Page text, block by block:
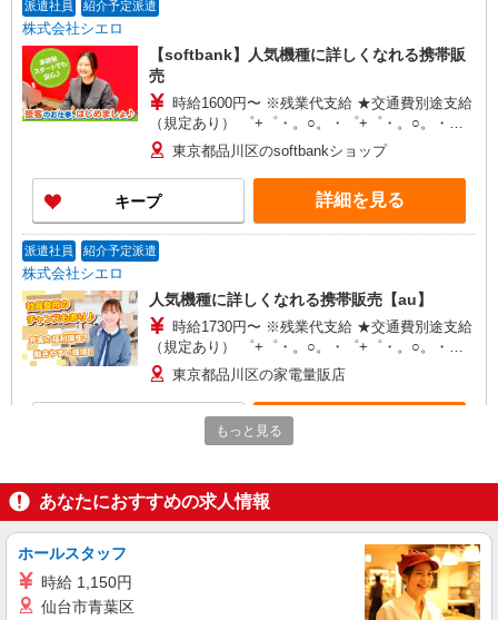
派遣社員 紹介予定派遣
株式会社シエロ
【softbank】人気機種に詳しくなれる携帯販
売
時給1600円〜 ※残業代支給 ★交通費別途支給
（規定あり） ゜+゜・。○。・゜+゜・。○。・゜
+゜ 入社祝い金10万円支給(規定有) お友達を紹介
頂くと, インセンティブ支給(規定有) ★月2回払
い・週払い可能（規程有）★ ゜・。○。・゜
+゜・。○。・゜+゜
東京都品川区のsoftbankショップ
キープ 詳細を見る
派遣社員 紹介予定派遣
株式会社シエロ
人気機種に詳しくなれる携帯販売【au】
時給1730円〜 ※残業代支給 ★交通費別途支給
（規定あり） ゜+゜・。○。・゜+゜・。○。・゜
+゜ 入社祝い金10万円支給(規定有) お友達を紹介
頂くと, インセンティブ支給(規定有) ★月2回払
い・週払い可能（規程有）★ ゜・。○。・゜
+゜・。○。・゜+゜
東京都品川区の家電量販店
株式会社シエロ
【ソフトバンク】の店舗スタッフ
時給1600円〜 ※残業代支給 ★交通費別途支給
+゜ 入社祝い金10万円支給(規定有) お友達を紹介
頂くと, インセンティブ支給(規定有) ★月2回払
東京都品川区のsoftbankショップ
もっと見る
あなたにおすすめの求人情報
ホールスタッフ
時給 1,150円
仙台市青葉区